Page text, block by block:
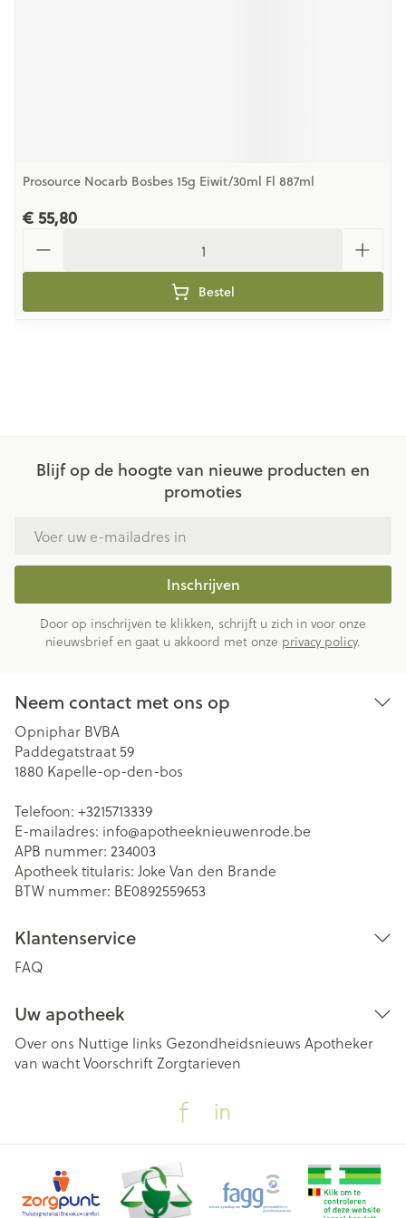
Prosource Nocarb Bosbes 15g Eiwit/30ml Fl 887ml
€ 55,80
Bestel
Blijf op de hoogte van nieuwe producten en
promoties
Inschrijven
Door op inschrijven te klikken, schrijft u zich in voor onze
nieuwsbrief en gaat u akkoord met onze privacy policy.
Neem contact met ons op
Opniphar BVBA
Paddegatstraat 59
1880 Kapelle-op-den-bos
Telefoon: +3215713339
E-mailadres: info@apotheeknieuwenrode.be
APB nummer: 234003
Apotheek titularis: Joke Van den Brande
BTW nummer: BE0892559653
Klantenservice
FAQ
Uw apotheek
Over ons Nuttige links Gezondheidsnieuws Apotheker
van wachtVoorschriftZorgtarieven